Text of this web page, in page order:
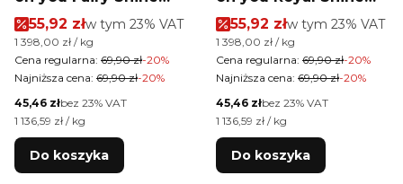
MollyLac HEMA/Di-
HEMA Free 50g
Cena promocyjna brutto
55,92 złw tym %s VAT
w tym 23% VAT
Cena jednostkowa brutto
1 398,00 zł / kg
Cena regularna: 69,90 zł-20%
Najniższa cena: 69,90 zł-20%
Cena netto
45,46 złbez 23% VAT
Cena jednostkowa netto
1 136,59 zł / kg
Do koszyka
MollyLac HEMA/Di-
HEMA Free 50g
Cena promocyjna
55,92 złw tym %s VAT
w tym 23% VAT
Cena jednostkowa brutto
1 398,00 zł / kg
Cena regularna: 69,90 zł-20%
Najniższa cena: 69,90 zł-20%
Cena netto
45,46 złbez 23% VAT
Cena jednostkowa netto
1 136,59 zł / kg
Do koszyka